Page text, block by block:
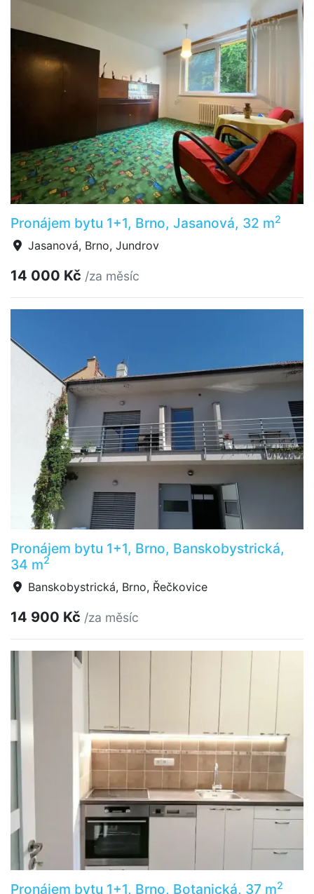
Pronájem bytu 1+1, Brno, Jasanová, 32 m2
Jasanová, Brno, Jundrov
14 000 Kč /za měsíc
Pronájem bytu 1+1, Brno, Banskobystrická,
34 m2
Banskobystrická, Brno, Řečkovice
14 900 Kč /za měsíc
Pronájem bytu 1+1, Brno, Botanická, 37 m2